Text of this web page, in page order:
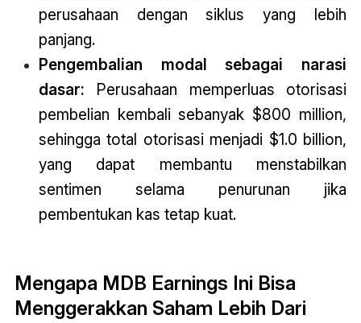
perusahaan dengan siklus yang lebih
panjang.
Pengembalian modal sebagai narasi
dasar: Perusahaan memperluas otorisasi
pembelian kembali sebanyak $800 million,
sehingga total otorisasi menjadi $1.0 billion,
yang dapat membantu menstabilkan
sentimen selama penurunan jika
pembentukan kas tetap kuat.
Mengapa MDB Earnings Ini Bisa
Menggerakkan Saham Lebih Dari